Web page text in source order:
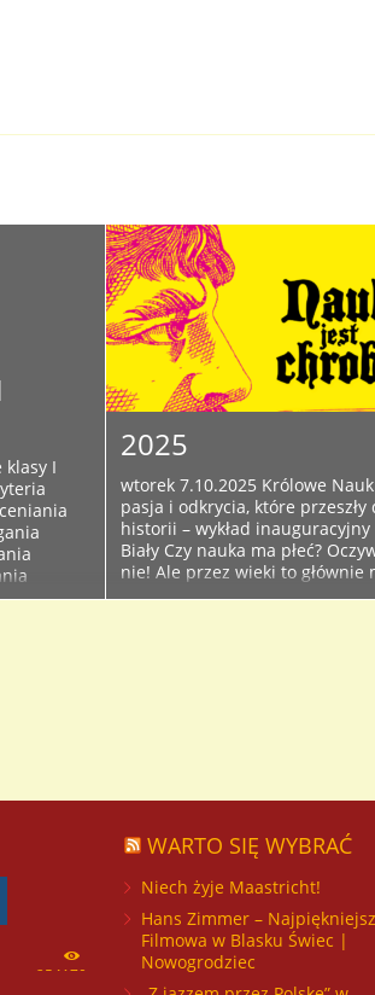
klasy I
2025
wtorek 7.10.2025 Królowe
pasja i odkrycia, które przeszły
historii – wykład
Biały Czy nauka ma płeć?
nie! Ale przez wieki to głównie
dostawali nagrody, a kobiety…
254170
WARTO SIĘ WYBRAĆ
Niech żyje Maastricht!
Hans Zimmer –
Filmowa w Blasku Świec |
Nowogrodziec